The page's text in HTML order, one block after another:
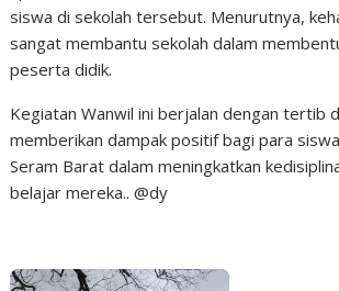
siswa di sekolah tersebut. Menurutnya,
sangat membantu sekolah dalam
peserta didik.
Kegiatan Wanwil ini berjalan dengan tertib
memberikan dampak positif bagi para
Seram Barat dalam meningkatkan
belajar mereka.. @dy